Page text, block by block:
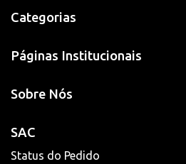
Categorias
Páginas Institucionais
Sobre Nós
SAC
Status do Pedido